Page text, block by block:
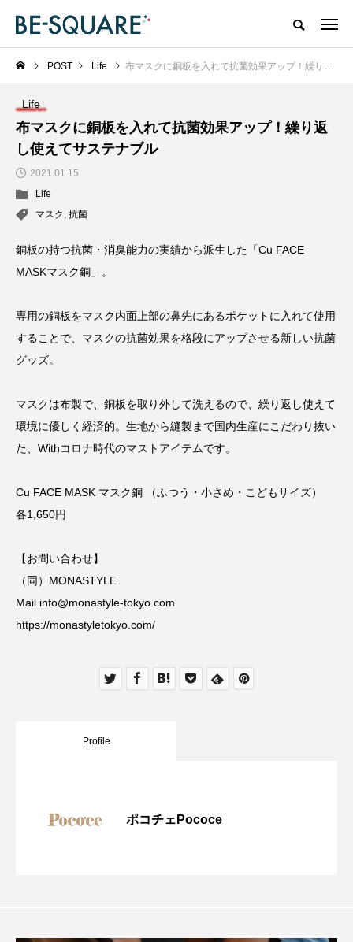
POST Life 布マスクに銅板を入れて抗菌効果アップ！繰り返し使えてサステナブル
Life
布マスクに銅板を入れて抗菌効果アップ！繰り返
し使えてサステナブル
2021.01.15
Life
マスク , 抗菌
銅板の持つ抗菌・消臭能⼒の実績から派生した「Cu FACE
MASKマスク銅」。
専用の銅板をマスク内面上部の鼻先にあるポケットに入れて使用
することで、マスクの抗菌効果を格段にアップさせる新しい抗菌
グッズ。
マスクは布製で、銅板を取り外して洗えるので、繰り返し使えて
環境に優しく経済的。生地から縫製まで国内生産にこだわり抜い
た、Withコロナ時代のマストアイテムです。
Cu FACE MASK マスク銅 （ふつう・小さめ・こどもサイズ）
各1,650円
【お問い合わせ】
（同）MONASTYLE
Mail info@monastyle-tokyo.com
https://monastyletokyo.com/
Profile
ポコチェPococe